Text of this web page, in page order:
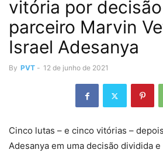
vitória por
parceiro Marvin
Israel Adesanya
By PVT - 12 de junho de 2021
Cinco lutas – e cinco vitórias –
Adesanya em uma decisão dividida